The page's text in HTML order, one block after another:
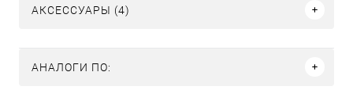
АКСЕССУАРЫ (4)
АНАЛОГИ ПО: